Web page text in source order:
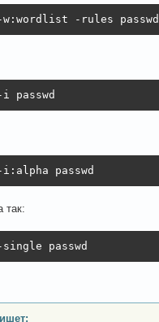
-rules passwd
passwd
passwd
так:
passwd